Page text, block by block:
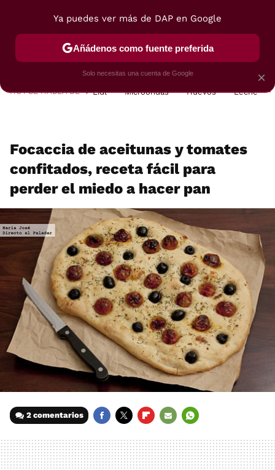
POSTRES VIAJES SELECCIÓN VEGUI
HOY SE HABLA DE Lidl Microondas Huevos Leche
Focaccia de aceitunas y tomates
confitados, receta fácil para
perder el miedo a hacer pan
2 comentarios
MAIL
×
Ya puedes ver más de DAP en Google
Añádenos como fuente preferida
Solo necesitas una cuenta de Google